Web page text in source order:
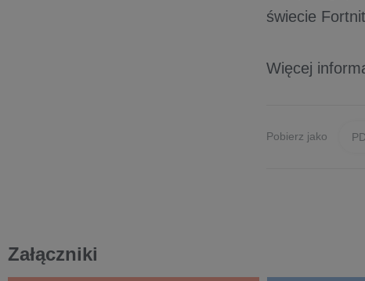
świecie
Więcej
Pobierz jako
Załączniki